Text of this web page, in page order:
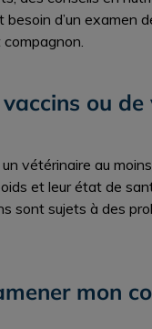
d’un examen
ou
vétérinaire au
et leur état de
sont sujets à des
mon